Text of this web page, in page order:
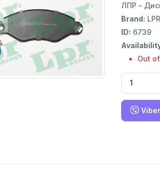
ЛПР -
Brand: LPR
ID: 6739
Out